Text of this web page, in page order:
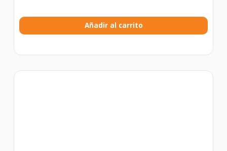
Añadir al carrito